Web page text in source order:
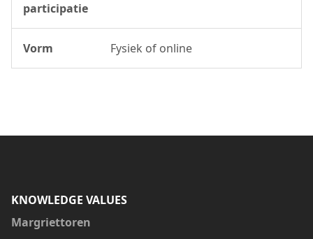
participatie
Vorm Fysiek of online
KNOWLEDGE VALUES
Margriettoren